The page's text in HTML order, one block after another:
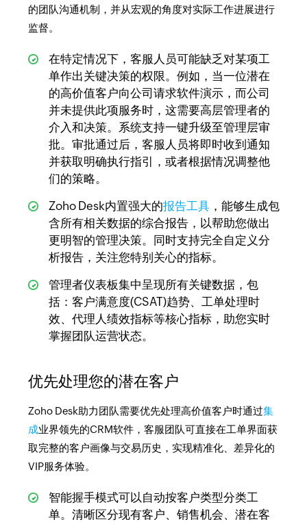
的团队沟通机制，并从宏观的角度对实际工作进展进行
监督。
在特定情况下，客服人员可能缺乏对某项工
单作出关键决策的权限。例如，当一位潜在
的高价值客户向公司请求软件演示，而公司
并未提供此项服务时，这需要高层管理者的
介入和决策。系统支持一键升级至管理层审
批。审批通过后，客服人员将即时收到通知
并获取明确执行指引，或者根据情况调整他
们的策略。
Zoho Desk内置强大的报告工具，能够生成包
含所有相关数据的综合报告，以帮助您做出
更明智的管理决策。同时支持完全自定义分
析报告，关注您特别关心的指标。
管理者仪表板集中呈现所有关键数据，包
括：客户满意度(CSAT)趋势、工单处理时
效、代理人绩效指标等核心指标，助您实时
掌握团队运营状态。
优先处理您的潜在客户
Zoho Desk助力团队需要优先处理高价值客户时通过集
成业界领先的CRM软件，客服团队可直接在工单界面获
取完整的客户画像与交易历史，实现精准化、差异化的
VIP服务体验。
智能握手模式可以自动按客户类型分类工
单。清晰区分现有客户、销售机会、潜在客